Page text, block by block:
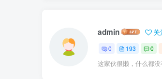
admin 关
0 193 0
这家伙很懒，什么都